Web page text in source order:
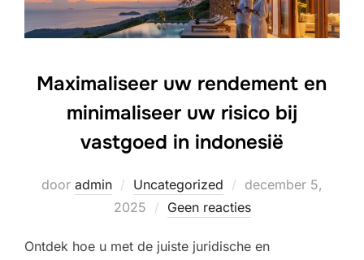
Maximaliseer uw rendement en
minimaliseer uw risico bij
vastgoed in indonesië
door admin Uncategorized
Geplaatst
op
december 5,
2025
Geen reacties
Ontdek hoe u met de juiste juridische en